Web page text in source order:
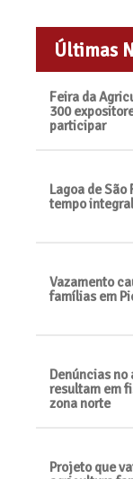
Últimas
Feira da
300
participar
Lagoa de
tempo
Vazamento
famílias em
​​​​​​​Denúncias
resultam em
zona norte
Projeto que